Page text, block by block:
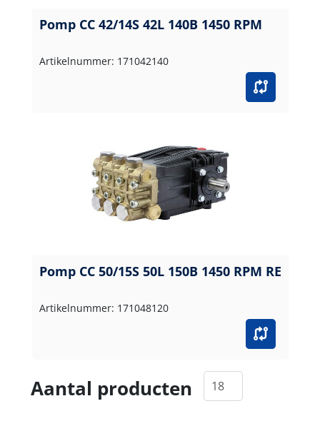
Pomp CC 42/14S 42L 140B 1450 RPM
Artikelnummer: 171042140
Pomp CC 50/15S 50L 150B 1450 RPM RE
Artikelnummer: 171048120
Aantal producten